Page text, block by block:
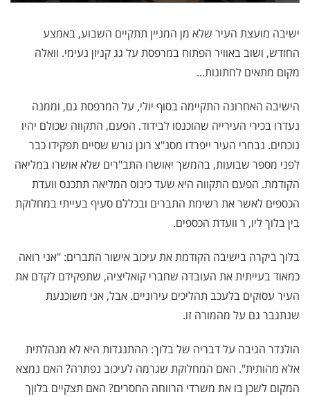
ישיבה מועצת העיר שלא מן המניין תתקיים השבוע, באמצע
החודש, ושוב באוויר הפתוח במרפסת על גג קניון נעימי. וואלה
מקום מתאים לחתונות...
הישיבה האחרונה התקיימה בסוף יולי, על המרפסת גם, וממנה
נעדרו בכירי העירייה שהוכנסו לבידוד. הפעם, התקווה שכולם יהיו
נוכחים. נבחרי העיר ייפרדו מסנ"צ רונן גורש שסיים תפקידו כבר
לפני מספר שבועות, בהמשך יאושרו התב"רים שלא אושרו במליאה
הקודמת. הפעם התקווה היא שעד כינוס המליאה תתכנס וועדת
הכספים לאשר את רשימת התברים ובכללם סעיף בעייתי במחלוקת
בין בלוך ליו, ר וועדת הכספים.
בלוך ביקרה בישיבה הקודמת את עיכוב אישור התברים: "אני רואה
כמאוד בעייתית את העובדה שחברי קואליציה, שתפקידם לקדם את
העיר עסוקים בלעכב תהליכים עירוניים. אבל, אני משוכנעת
שנתגבר גם על מהמורה זו.
הולנדר הגיבה על דבריה של בלוך: ההתנגדות היא לא מנהלתית
אלא מהותית". האם המחלוקת שגרמה לעיכוב נפתרה? האם נמצא
המקום לשכן בו את משרדי הרווחה החסרים? האם תצקיים בלוןך